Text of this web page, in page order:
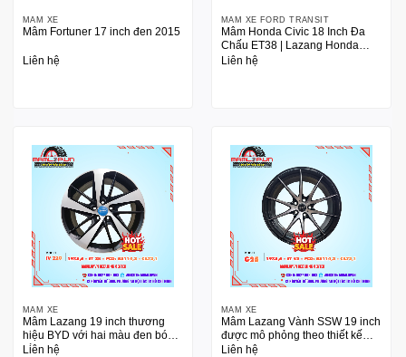
MÂM XE
Mâm Fortuner 17 inch đen 2015
Liên hệ
MÂM XE FORD TRANSIT
Mâm Honda Civic 18 Inch Đa
Chấu ET38 | Lazang Honda
Civic PCD 5×114.3
Liên hệ
MÂM XE
Mâm Lazang 19 inch thương
hiệu BYD với hai màu đen bóng
và bạc phay CNC
Liên hệ
MÂM XE
Mâm Lazang Vành SSW 19 inch
được mô phỏng theo thiết kế
Volk Racing G25
Liên hệ